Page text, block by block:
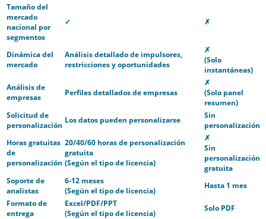
Tamaño del
mercado
nacional por
segmentos
✓ ✗
Dinámica del
mercado
Análisis detallado de impulsores,
restricciones y oportunidades
✗
(Solo
instantáneas)
Análisis de
empresas
Perfiles detallados de empresas
✗
(Solo panel
resumen)
Solicitud de
personalización
Los datos pueden personalizarse
Sin
personalización
Horas gratuitas
de
personalización
20/40/60 horas de personalización
gratuita
(Según el tipo de licencia)
✗
Sin
personalización
gratuita
Soporte de
analistas
6-12 meses
(Según el tipo de licencia)
Hasta 1 mes
Formato de
entrega
Excel/PDF/PPT
(Según el tipo de licencia)
Solo PDF